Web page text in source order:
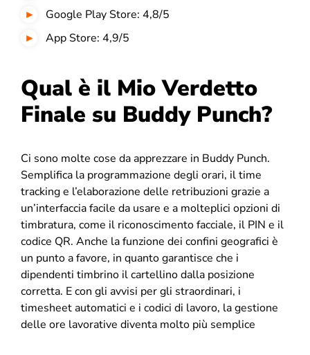
Google Play Store: 4,8/5
App Store: 4,9/5
Qual è il Mio Verdetto
Finale su Buddy Punch?
Ci sono molte cose da apprezzare in Buddy Punch.
Semplifica la programmazione degli orari, il time
tracking e l’elaborazione delle retribuzioni grazie a
un’interfaccia facile da usare e a molteplici opzioni di
timbratura, come il riconoscimento facciale, il PIN e il
codice QR. Anche la funzione dei confini geografici è
un punto a favore, in quanto garantisce che i
dipendenti timbrino il cartellino dalla posizione
corretta. E con gli avvisi per gli straordinari, i
timesheet automatici e i codici di lavoro, la gestione
delle ore lavorative diventa molto più semplice